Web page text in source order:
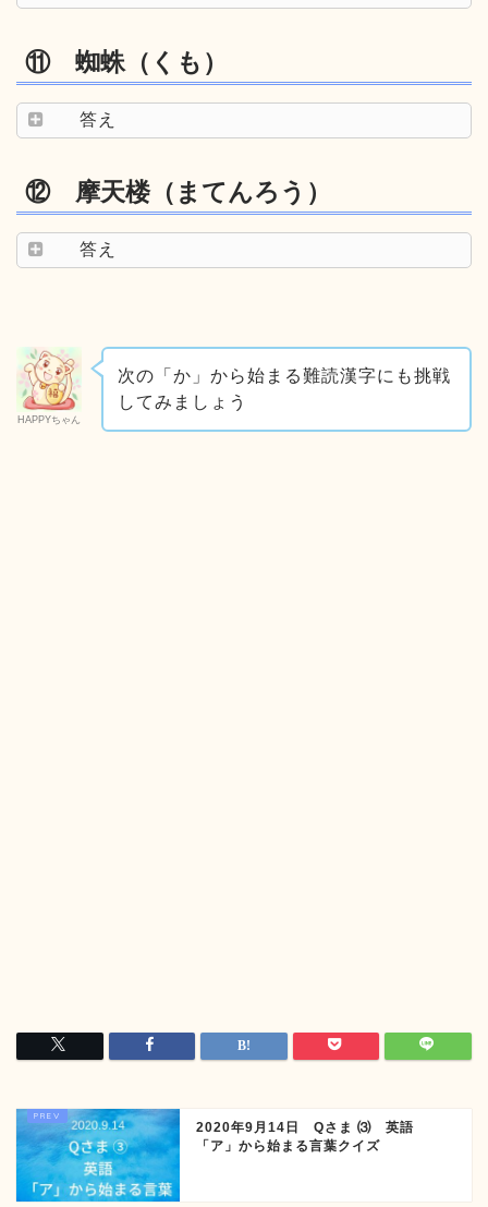
⑪ 蜘蛛（くも）
答え
⑫ 摩天楼（まてんろう）
答え
HAPPYちゃん
次の「か」から始まる難読漢字にも挑戦
してみましょう
2020年9月14日 Qさま ⑶ 英語
「ア」から始まる言葉クイズ